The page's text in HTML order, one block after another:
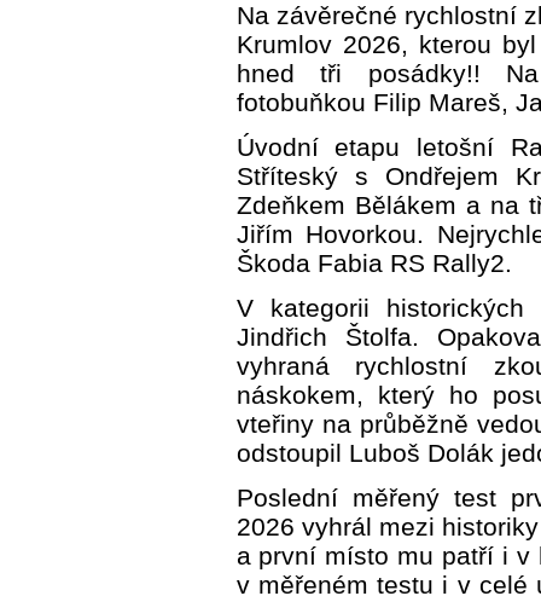
Na závěrečné rychlostní
Krumlov 2026, kterou
hned tři posádky!!
fotobuňkou Filip Mareš,
Úvodní etapu letošní
Stříteský s Ondřejem
Zdeňkem Bělákem a na
Jiřím Hovorkou.
Škoda Fabia RS Rally2.
V kategorii
Jindřich Štolfa.
vyhraná rychlostní
náskokem, který ho
vteřiny na průběžně
odstoupil Luboš Dolák
Poslední měřený test
2026 vyhrál mezi
a první místo mu patří i v
v měřeném testu i v celé